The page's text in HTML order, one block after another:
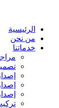
الرئيسية
من نحن
خدماتنا